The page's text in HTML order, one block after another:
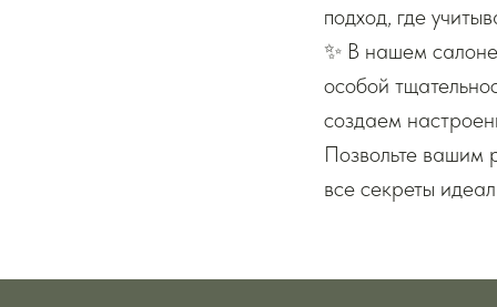
подход, где
✨ В нашем
особой
создаем
Позвольте вашим
все секреты